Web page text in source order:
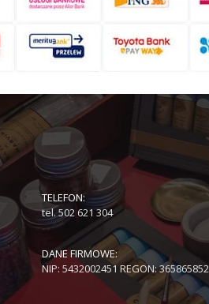
TELEFON:
tel. 502 621 304
DANE FIRMOWE:
NIP: 5432002451 REGON: 365865852